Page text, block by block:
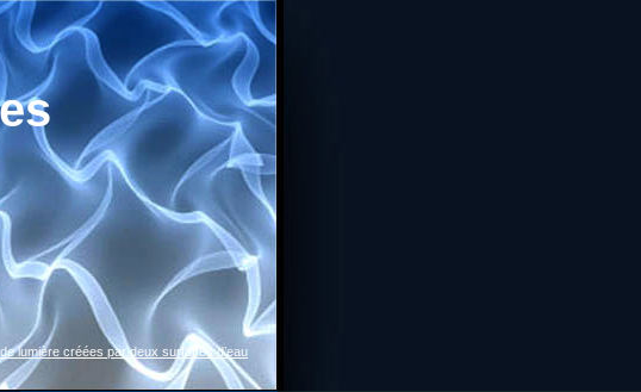
lumière créées par deux surfaces d’eau